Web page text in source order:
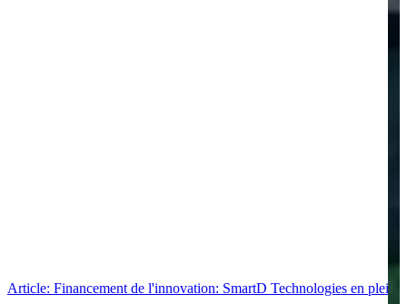
Article: Financement de l'innovation: SmartD Technologies en pleine